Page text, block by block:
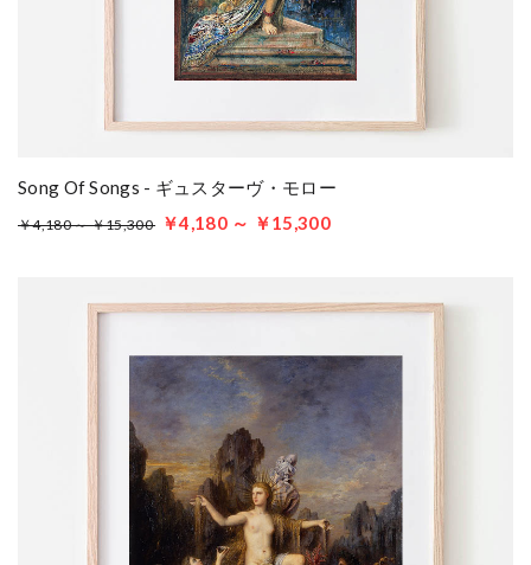
Song Of Songs - ギュスターヴ・モロー
￥4,180 ～ ￥15,300 ￥4,180 ～ ￥15,300